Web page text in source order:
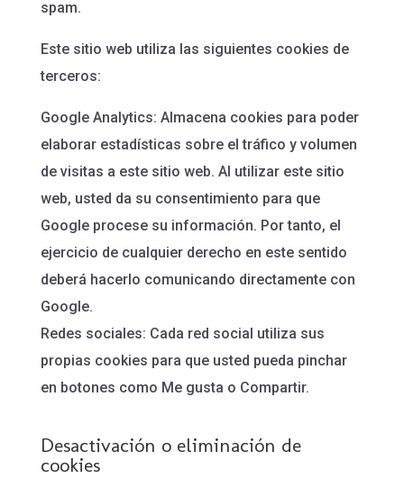
spam.
Este sitio web utiliza las siguientes cookies de
terceros:
Google Analytics: Almacena cookies para poder
elaborar estadísticas sobre el tráfico y volumen
de visitas a este sitio web. Al utilizar este sitio
web, usted da su consentimiento para que
Google procese su información. Por tanto, el
ejercicio de cualquier derecho en este sentido
deberá hacerlo comunicando directamente con
Google.
Redes sociales: Cada red social utiliza sus
propias cookies para que usted pueda pinchar
en botones como Me gusta o Compartir.
Desactivación o eliminación de
cookies